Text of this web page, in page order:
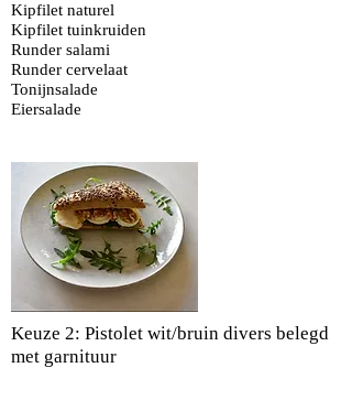
Kipfilet naturel
Kipfilet tuinkruiden
Runder salami
Runder cervelaat
Tonijnsalade
Eiersalade
Keuze 2: Pistolet wit/bruin divers belegd
met garnituur